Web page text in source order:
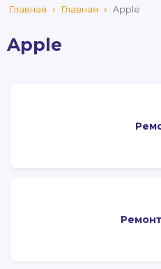
Главная Главная Apple
Apple